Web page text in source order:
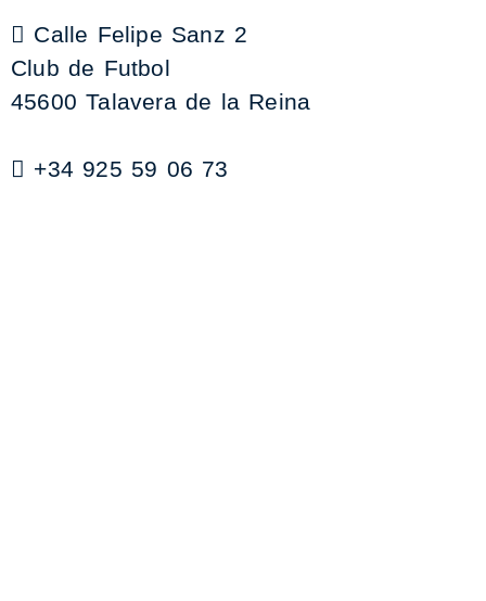
Calle Felipe Sanz 2
Club de Futbol
45600 Talavera de la Reina
+34 925 59 06 73